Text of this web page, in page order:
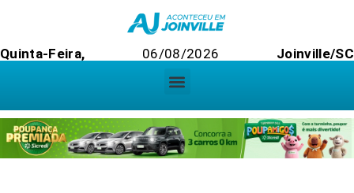
Quinta-Feira, 06/08/2026 Joinville/SC